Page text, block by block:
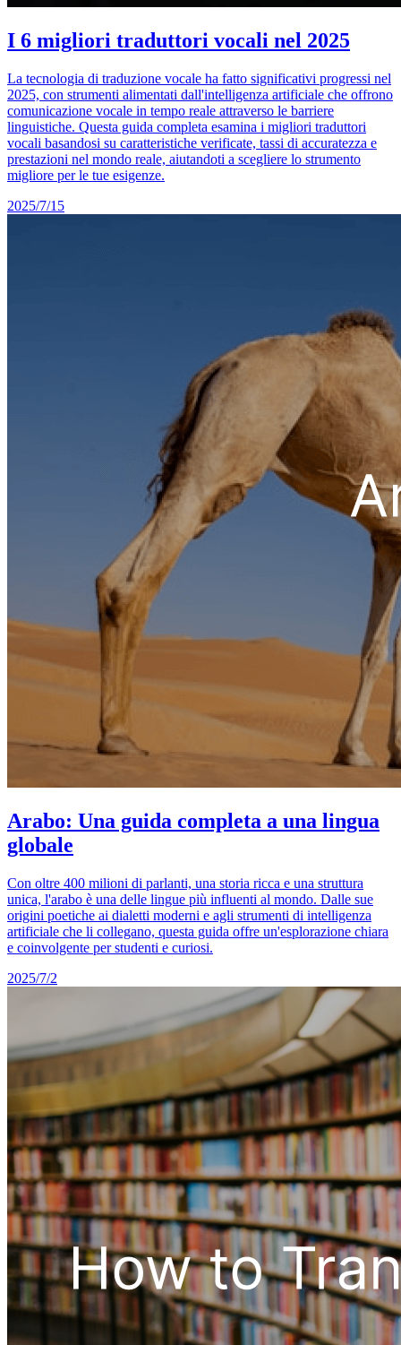
I 6 migliori traduttori vocali nel 2025
La tecnologia di traduzione vocale ha fatto significativi progressi nel
2025, con strumenti alimentati dall'intelligenza artificiale che offrono
comunicazione vocale in tempo reale attraverso le barriere
linguistiche. Questa guida completa esamina i migliori traduttori
vocali basandosi su caratteristiche verificate, tassi di accuratezza e
prestazioni nel mondo reale, aiutandoti a scegliere lo strumento
migliore per le tue esigenze.
2025/7/15
Arabo: Una guida completa a una lingua
globale
Con oltre 400 milioni di parlanti, una storia ricca e una struttura
unica, l'arabo è una delle lingue più influenti al mondo. Dalle sue
origini poetiche ai dialetti moderni e agli strumenti di intelligenza
artificiale che li collegano, questa guida offre un'esplorazione chiara
e coinvolgente per studenti e curiosi.
2025/7/2